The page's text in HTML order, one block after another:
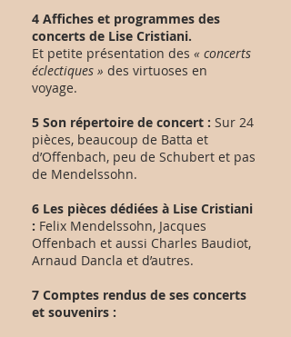
4 Affiches et programmes des
concerts de Lise Cristiani.
Et petite présentation des « concerts
éclectiques » des virtuoses en
voyage.
5 Son répertoire de concert : Sur 24
pièces, beaucoup de Batta et
d’Offenbach, peu de Schubert et pas
de Mendelssohn.
6 Les pièces dédiées à Lise Cristiani
: Felix Mendelssohn, Jacques
Offenbach et aussi Charles Baudiot,
Arnaud Dancla et d’autres.
7 Comptes rendus de ses concerts
et souvenirs :